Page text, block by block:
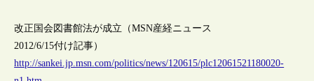
改正国会図書館法が成立（MSN産経ニュース
2012/6/15付け記事）
http://sankei.jp.msn.com/politics/news/120615/plc12061521180020-